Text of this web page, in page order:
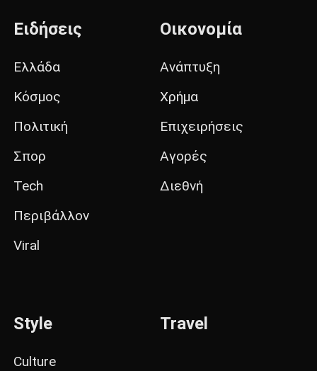
Ειδήσεις
Ελλάδα
Κόσμος
Πολιτική
Σπορ
Tech
Περιβάλλον
Viral
Οικονομία
Ανάπτυξη
Χρήμα
Επιχειρήσεις
Αγορές
Διεθνή
Style
Culture
Travel